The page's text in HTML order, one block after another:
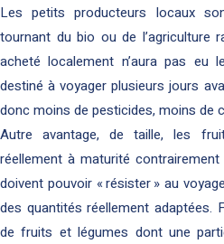
Les petits producteurs locaux
tournant du bio ou de l’agriculture
acheté localement n’aura pas eu
destiné à voyager plusieurs jours
donc moins de pesticides, moins de
Autre avantage, de taille, les
réellement à maturité
doivent pouvoir « résister » au
des quantités réellement
de fruits et légumes dont une